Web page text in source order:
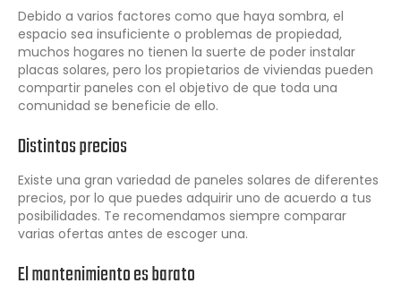
Debido a varios factores como que haya sombra, el
espacio sea insuficiente o problemas de propiedad,
muchos hogares no tienen la suerte de poder instalar
placas solares, pero los propietarios de viviendas pueden
compartir paneles con el objetivo de que toda una
comunidad se beneficie de ello.
Distintos precios
Existe una gran variedad de paneles solares de diferentes
precios, por lo que puedes adquirir uno de acuerdo a tus
posibilidades. Te recomendamos siempre comparar
varias ofertas antes de escoger una.
El mantenimiento es barato